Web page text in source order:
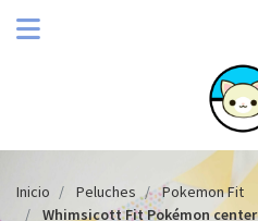
Inicio Peluches
Pokemon Fit
Whimsicott Fit Pokémon center